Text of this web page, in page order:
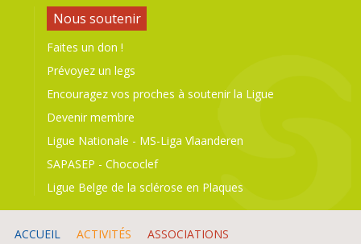
Nous soutenir
Faites un don !
Prévoyez un legs
Encouragez vos proches à soutenir la Ligue
Devenir membre
Ligue Nationale - MS-Liga Vlaanderen
SAPASEP -Chococlef
Ligue Belge de la sclérose en Plaques
ACCUEIL ACTIVITÉS ASSOCIATIONS